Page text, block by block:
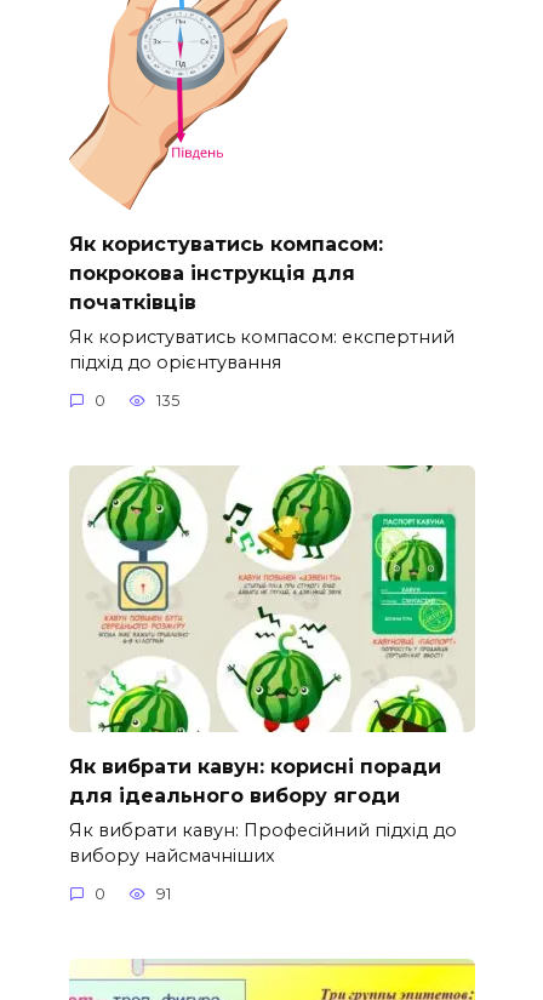
Як користуватись компасом:
покрокова інструкція для
початківців
Як користуватись компасом: експертний
підхід до орієнтування
0 135
Як вибрати кавун: корисні поради
для ідеального вибору ягоди
Як вибрати кавун: Професійний підхід до
вибору найсмачніших
0 91